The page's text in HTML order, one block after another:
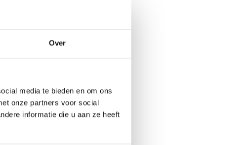
Over
media te bieden en om ons
onze partners voor social
informatie die u aan ze heeft